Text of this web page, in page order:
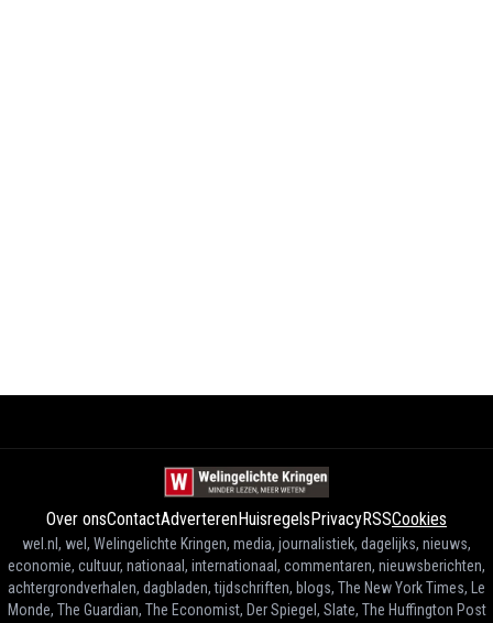
Over onsContactAdverterenHuisregelsPrivacyRSSCookies
wel.nl, wel, Welingelichte Kringen, media, journalistiek, dagelijks, nieuws,
economie, cultuur, nationaal, internationaal, commentaren, nieuwsberichten,
achtergrondverhalen, dagbladen, tijdschriften, blogs, The New York Times, Le
Monde, The Guardian, The Economist, Der Spiegel, Slate, The Huffington Post